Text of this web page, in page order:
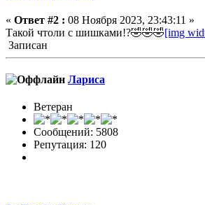
« Ответ #2 : 08 Ноября 2023, 23:43:11 »
Такой чтоли с шишками!?🤣🤣🤣[img
Записан
Лариса
Ветеран
Сообщений: 5808
Репутация: 120